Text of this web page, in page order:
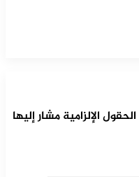
الحقول الإلزامية مشار إليها